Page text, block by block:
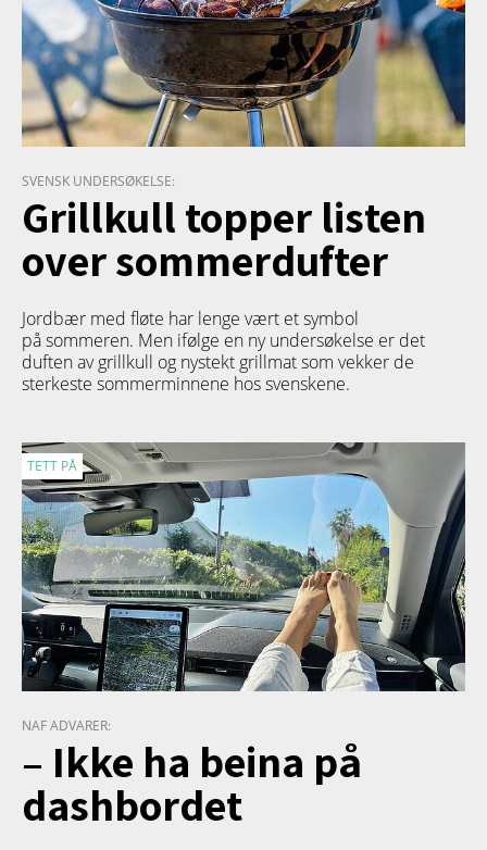
SVENSK UNDERSØKELSE:
Grillkull topper listen
over sommerdufter
Jordbær med fløte har lenge vært et symbol
på sommeren. Men ifølge en ny undersøkelse er det
duften av grillkull og nystekt grillmat som vekker de
sterkeste sommerminnene hos svenskene.
TETT PÅ
NAF ADVARER:
– Ikke ha beina på
dashbordet